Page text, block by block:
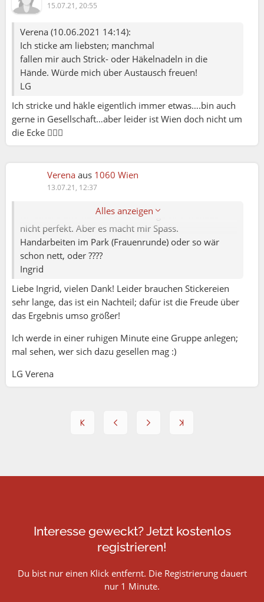
15.07.21, 20:55
Verena (10.06.2021 14:14):
Ich sticke am liebsten; manchmal
fallen mir auch Strick- oder Häkelnadeln in die
Hände. Würde mich über Austausch freuen!
LG
Ich stricke und häkle eigentlich immer etwas….bin auch
gerne in Gesellschaft…aber leider ist Wien doch nicht um
die Ecke 🤦🏻‍♀️
Verena aus 1060 Wien
13.07.21, 12:37
Alles anzeigen
Ingrid (13.07.2021 09:54):
Liebe Verena.
Ich stricke und häkle. Und die Dinge sind weitaus
nicht perfekt. Aber es macht mir Spass.
Handarbeiten im Park (Frauenrunde) oder so wär
schon nett, oder ????
Ingrid
Liebe Ingrid, vielen Dank! Leider brauchen Stickereien
sehr lange, das ist ein Nachteil; dafür ist die Freude über
das Ergebnis umso größer!
Ich werde in einer ruhigen Minute eine Gruppe anlegen;
mal sehen, wer sich dazu gesellen mag :)
LG Verena
Interesse geweckt? Jetzt kostenlos
registrieren!
Du bist nur einen Klick entfernt. Die Registrierung dauert
nur 1 Minute.